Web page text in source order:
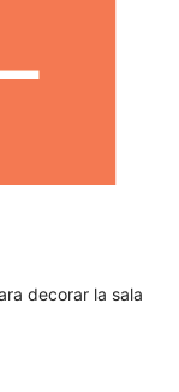
decorar la sala